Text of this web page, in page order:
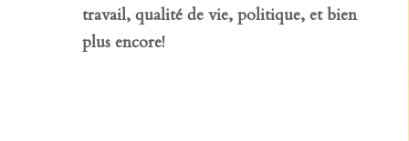
travail, qualité de vie, politique, et bien
plus encore!